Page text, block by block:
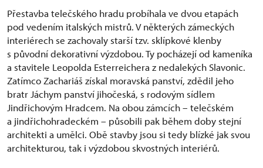
Přestavba telečského hradu probíhala ve dvou etapách
pod vedením italských mistrů. V některých zámeckých
interiérech se zachovaly starší tzv. sklípkové klenby
s původní dekorativní výzdobou. Ty pocházejí od kameníka
a stavitele Leopolda Esterreichera z nedalekých Slavonic.
Zatímco Zachariáš získal moravská panství, zdědil jeho
bratr Jáchym panství jihočeská, s rodovým sídlem
Jindřichovým Hradcem. Na obou zámcích – telečském
a jindřichohradeckém – působili pak během doby stejní
architekti a umělci. Obě stavby jsou si tedy blízké jak svou
architekturou, tak i výzdobou skvostných interiérů.